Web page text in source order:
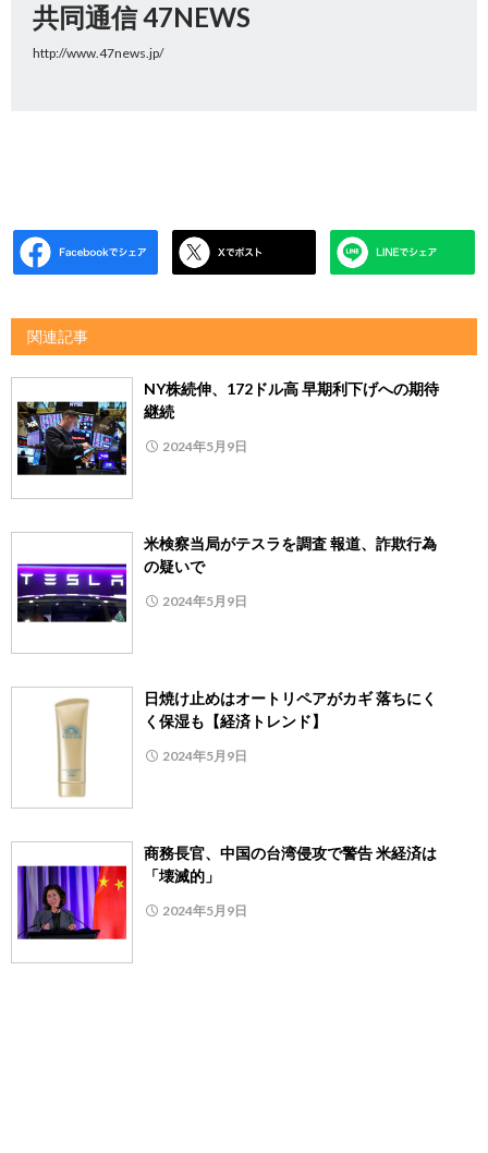
共同通信 47NEWS
http://www.47news.jp/
関連記事
NY株続伸、172ドル高 早期利下げへの期待
継続
2024年5月9日
米検察当局がテスラを調査 報道、詐欺行為
の疑いで
2024年5月9日
日焼け止めはオートリペアがカギ 落ちにく
く保湿も【経済トレンド】
2024年5月9日
商務長官、中国の台湾侵攻で警告 米経済は
「壊滅的」
2024年5月9日